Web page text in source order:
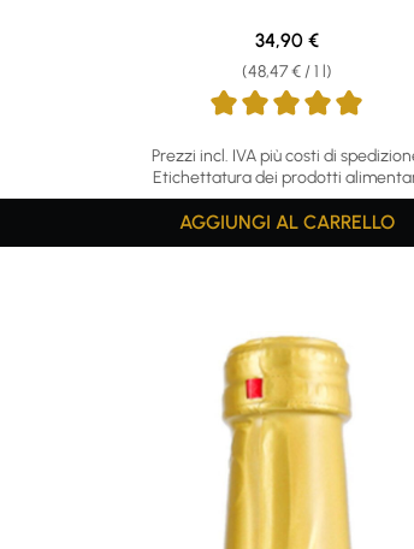
Prezzi incl. IVA più costi di
Etichettatura dei prodotti
(48,47 € / 1 l)
Regular price:
34,90 €
AGGIUNGI AL CARRELLO